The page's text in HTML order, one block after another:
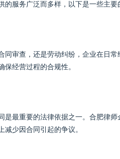
的服务广泛而多样，以下是一些主要
同审查，还是劳动纠纷，企业在日
保经营过程的合规性。
是最重要的法律依据之一。合肥律
减少因合同引起的争议。